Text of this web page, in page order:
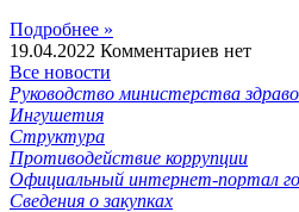
Подробнее »
19.04.2022 Комментариев нет
Все новости
Руководство министерства
Ингушетия
Структура
Противодействие коррупции
Официальный интернет-портал
Сведения о закупках